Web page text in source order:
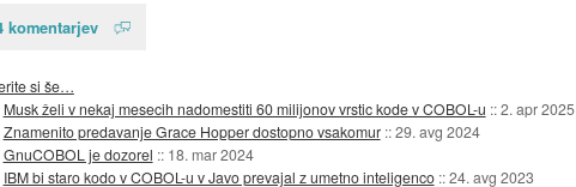
komentarjev
si še…
Musk želi v nekaj mesecih nadomestiti 60 milijonov vrstic kode v COBOL-u ::2. apr 2025
Znamenito predavanje Grace Hopper dostopno vsakomur ::29. avg 2024
GnuCOBOL je dozorel :: 18. mar 2024
IBM bi staro kodo v COBOL-u v Javo prevajal z umetno inteligenco ::24. avg 2023